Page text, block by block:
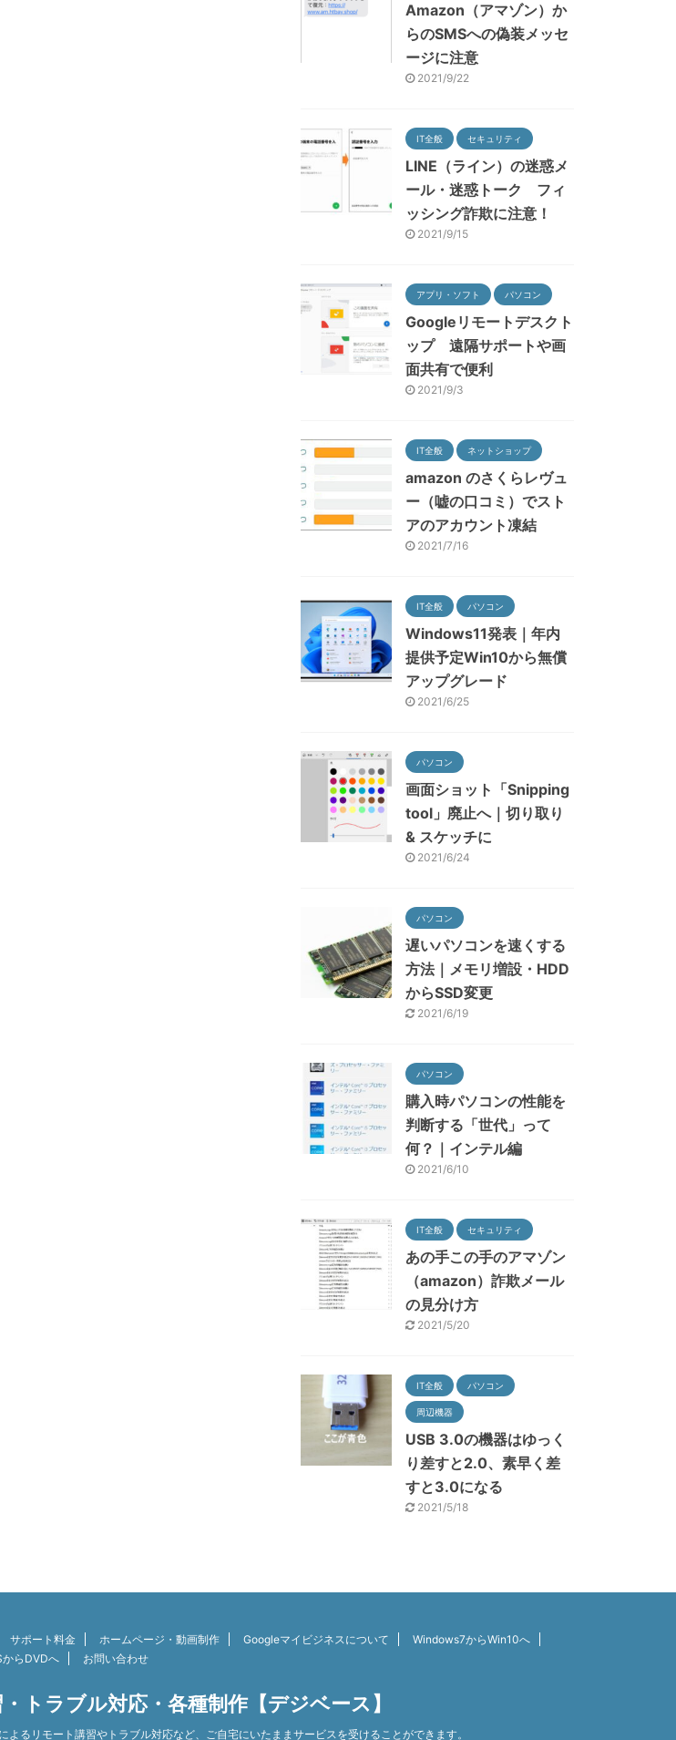
Amazon（アマゾン）か
らのSMSへの偽装メッセ
ージに注意
2021/9/22
IT全般 セキュリティ
LINE（ライン）の迷惑メ
ール・迷惑トーク フィ
ッシング詐欺に注意！
2021/9/15
アプリ・ソフト パソコン
Googleリモートデスクト
ップ 遠隔サポートや画
面共有で便利
2021/9/3
IT全般 ネットショップ
amazon のさくらレヴュ
ー（嘘の口コミ）でスト
アのアカウント凍結
2021/7/16
IT全般 パソコン
Windows11発表｜年内
提供予定Win10から無償
アップグレード
2021/6/25
パソコン
画面ショット「Snipping
tool」廃止へ｜切り取り
& スケッチに
2021/6/24
パソコン
遅いパソコンを速くする
方法｜メモリ増設・HDD
からSSD変更
2021/6/19
パソコン
購入時パソコンの性能を
判断する「世代」って
何？｜インテル編
2021/6/10
IT全般 セキュリティ
あの手この手のアマゾン
（amazon）詐欺メール
の見分け方
2021/5/20
IT全般 パソコン
周辺機器
USB 3.0の機器はゆっく
り差すと2.0、素早く差
すと3.0になる
2021/5/18
サポート料金 ホームページ・動画制作 Googleマイビジネスについて
Windows7からWin10へ
からDVDへ
お問い合わせ
トラブル対応・各種制作【デジベース】
るリモート講習やトラブル対応など、ご自宅にいたままサービスを受けることができます。